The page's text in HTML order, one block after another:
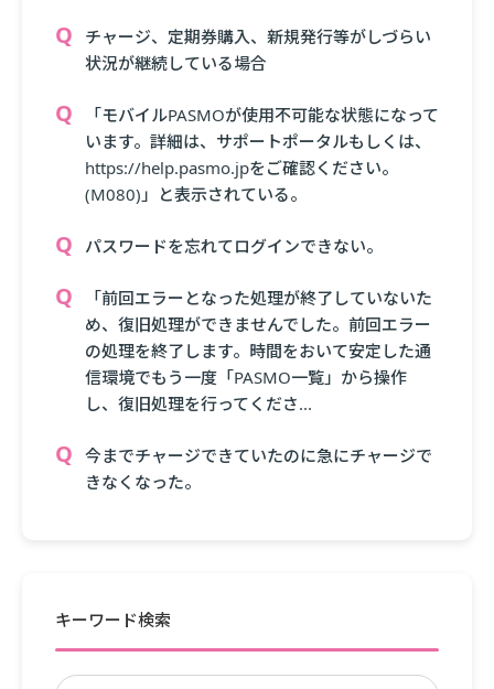
チャージ、定期券購入、新規発行等がしづらい
状況が継続している場合
「モバイルPASMOが使用不可能な状態になって
います。詳細は、サポートポータルもしくは、
https://help.pasmo.jpをご確認ください。
(M080)」と表示されている。
パスワードを忘れてログインできない。
「前回エラーとなった処理が終了していないた
め、復旧処理ができませんでした。前回エラー
の処理を終了します。時間をおいて安定した通
信環境でもう一度「PASMO一覧」から操作
し、復旧処理を行ってくださ...
今までチャージできていたのに急にチャージで
きなくなった。
キーワード検索